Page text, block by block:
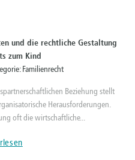
und die rechtliche Gestaltung
zum Kind
Familienrecht
Beziehung stellt
Herausforderungen.
oft die wirtschaftliche...